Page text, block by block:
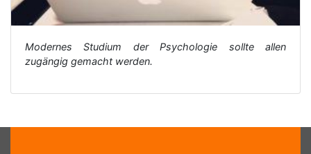
Modernes Studium der Psychologie sollte allen
zugängig gemacht werden.